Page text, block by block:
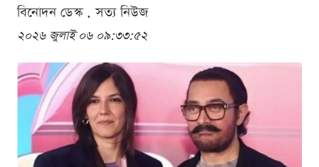
বিনোদন ডেস্ক . সত্য নিউজ
২০২৬ জুলাই ০৬ ০৯:৩৩:৫২